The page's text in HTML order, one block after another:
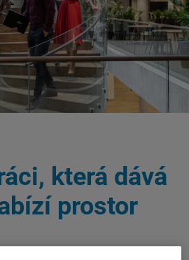
která dává
prostor